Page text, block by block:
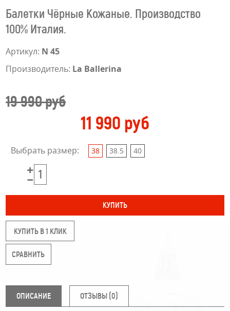
Балетки Чёрные Кожаные. Производство
100% Италия.
Артикул: N 45
Производитель: La Ballerina
19 990 руб
11 990 руб
Выбрать размер: 38 38.5 40
КУПИТЬ В 1 КЛИК
ОПИСАНИЕ ОТЗЫВЫ (0)